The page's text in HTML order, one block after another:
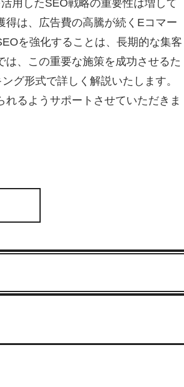
用したSEO戦略の重要性は増して
は、広告費の高騰が続くEコマー
を強化することは、長期的な集客
、この重要な施策を成功させるた
グ形式で詳しく解説いたします。
るようサポートさせていただきま